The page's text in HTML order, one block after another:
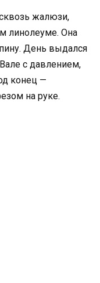
жалюзи,
линолеуме. Она
День выдался
с давлением,
конец —
на руке.